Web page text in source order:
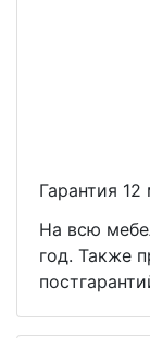
Гарантия 12
На всю
год. Также